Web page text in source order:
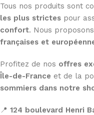
Tous nos produits sont
les plus strictes pour
confort. Nous
françaises et
Profitez de nos offres
Île-de-France et de la
sommiers dans notre
📍 124 boulevard Henri